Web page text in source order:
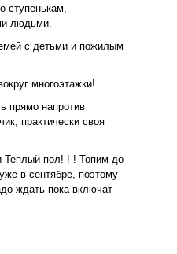
ступенькам,
людьми.
с детьми и пожилым
многоэтажки!
прямо напротив
практически своя
Теплый пол! ! ! Топим до
в сентябре, поэтому
ждать пока включат